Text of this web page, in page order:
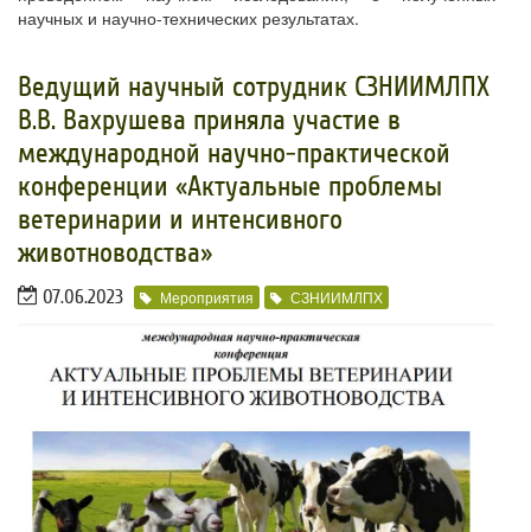
научных и научно-технических результатах.
Ведущий научный сотрудник СЗНИИМЛПХ
В.В. Вахрушева приняла участие в
международной научно-практической
конференции «Актуальные проблемы
ветеринарии и интенсивного
животноводства»
07.06.2023 Мероприятия СЗНИИМЛПХ